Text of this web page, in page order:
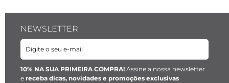
NEWSLETTER
10% NA SUA PRIMEIRA COMPRA! Assine a nossa newsletter
e receba dicas, novidades e promoções exclusivas